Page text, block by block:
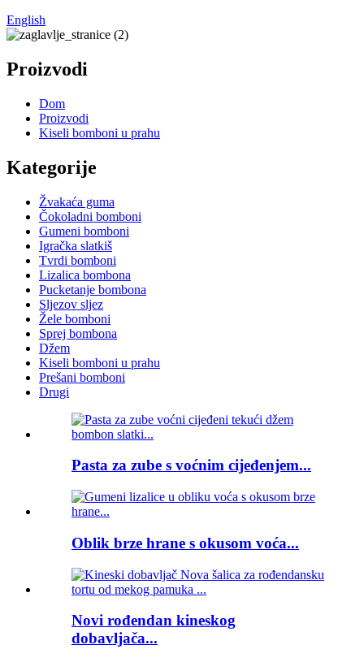
English
Proizvodi
Dom
Proizvodi
Kiseli bomboni u prahu
Kategorije
Žvakaća guma
Čokoladni bomboni
Gumeni bomboni
Igračka slatkiš
Tvrdi bomboni
Lizalica bombona
Pucketanje bombona
Sljezov sljez
Žele bomboni
Sprej bombona
Džem
Kiseli bomboni u prahu
Prešani bomboni
Drugi
Pasta za zube s voćnim cijeđenjem...
Oblik brze hrane s okusom voća...
Novi rođendan kineskog
dobavljača...